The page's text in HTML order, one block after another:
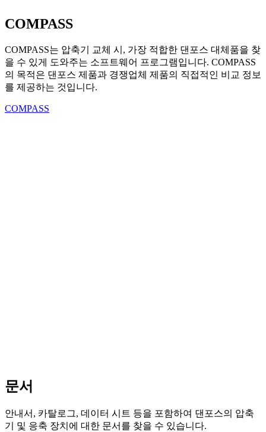
COMPASS
COMPASS는 압축기 교체 시, 가장 적합한 댄포스 대체품을 찾
을 수 있게 도와주는 소프트웨어 프로그램입니다. COMPASS
의 목적은 댄포스 제품과 경쟁업체 제품의 직접적인 비교 정보
를 제공하는 것입니다.
COMPASS
문서
안내서, 카탈로그, 데이터 시트 등을 포함하여 댄포스의 압축
기 및 응축 장치에 대한 문서를 찾을 수 있습니다.